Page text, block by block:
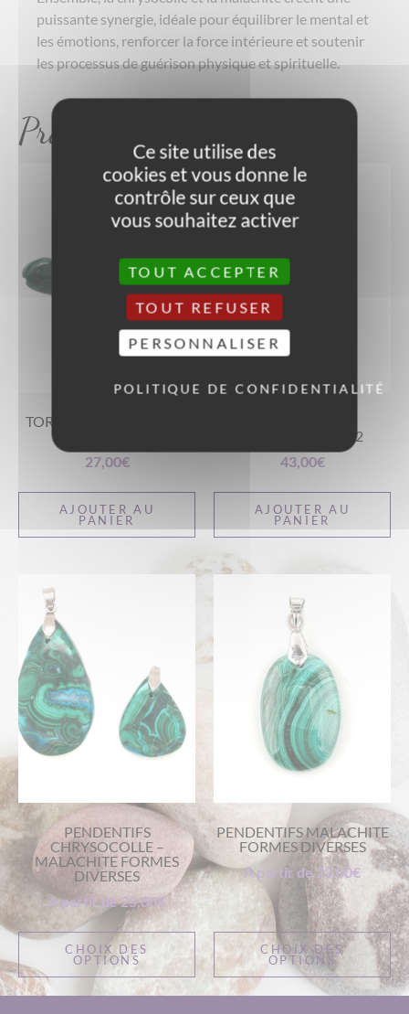
puissante synergie, idéale pour équilibrer le mental et
les émotions, renforcer la force intérieure et soutenir
les processus de guérison physique et spirituelle.
Produits similaires
TORTUE EN MALACHITE
27,00€
AJOUTER AU
PANIER
MALACHITE RÉF 2
43,00€
AJOUTER AU
PANIER
PENDENTIFS
CHRYSOCOLLE –
MALACHITE FORMES
DIVERSES
A partir de25,00€
CHOIX DES
OPTIONS
PENDENTIFS MALACHITE
FORMES DIVERSES
A partir de23,00€
CHOIX DES
OPTIONS
Ce site utilise des
cookies et vous donne le
contrôle sur ceux que
vous souhaitez activer
TOUT ACCEPTER
TOUT REFUSER
PERSONNALISER
POLITIQUE DE CONFIDENTIALITÉ